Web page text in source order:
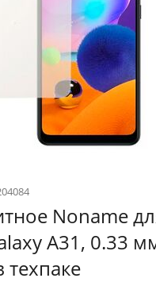
Noname
A31, 0.33
техпаке